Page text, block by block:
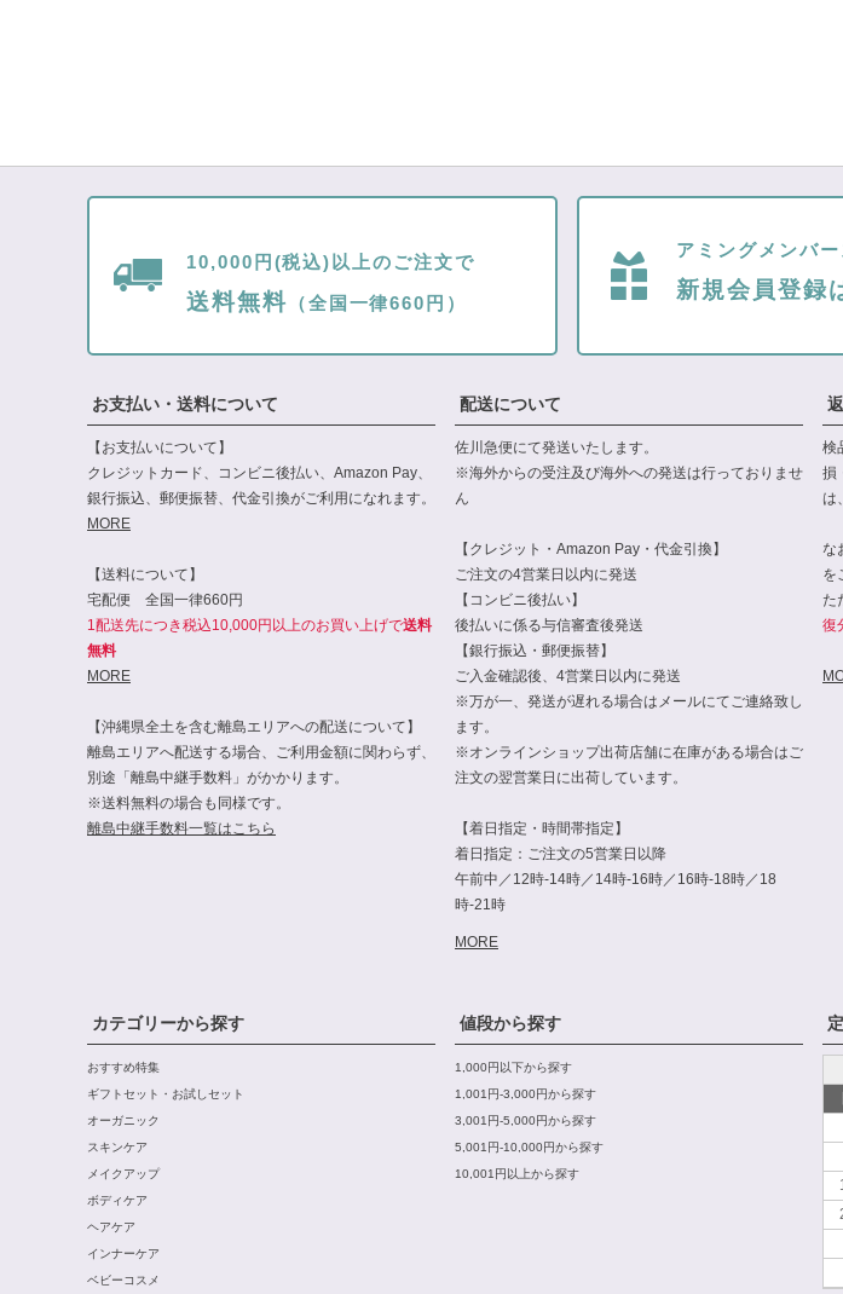
10,000円(税込)以上のご注文で
送料無料 （全国一律660円）
アミングメンバ
新規会員登録
お支払い・送料について
【お支払いについて】
クレジットカード、コンビニ後払い、Amazon Pay、
銀行振込、郵便振替、代金引換がご利用になれます。
MORE
【送料について】
宅配便 全国一律660円
1配送先につき税込10,000円以上のお買い上げで送料
無料
MORE
【沖縄県全土を含む離島エリアへの配送について】
離島エリアへ配送する場合、ご利用金額に関わらず、
別途「離島中継手数料」がかかります。
※送料無料の場合も同様です。
離島中継手数料一覧はこちら
配送について
佐川急便にて発送いたします。
※海外からの受注及び海外への発送は行っておりませ
ん
【クレジット・Amazon Pay・代金引換】
ご注文の4営業日以内に発送
【コンビニ後払い】
後払いに係る与信審査後発送
【銀行振込・郵便振替】
ご入金確認後、4営業日以内に発送
※万が一、発送が遅れる場合はメールにてご連絡致し
ます。
※オンラインショップ出荷店舗に在庫がある場合はご
注文の翌営業日に出荷しています。
【着日指定・時間帯指定】
着日指定：ご注文の5営業日以降
午前中／12時-14時／14時-16時／16時-18時／18
時-21時
MORE
検
損
は、
な
を
た
復
カテゴリーから探す
おすすめ特集
ギフトセット・お試しセット
オーガニック
スキンケア
メイクアップ
ボディケア
ヘアケア
インナーケア
ベビーコスメ
値段から探す
1,000円以下から探す
1,001円-3,000円から探す
3,001円-5,000円から探す
5,001円-10,000円から探す
10,001円以上から探す